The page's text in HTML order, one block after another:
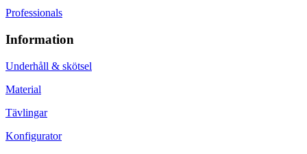
Professionals
Information
Underhåll & skötsel
Material
Tävlingar
Konfigurator